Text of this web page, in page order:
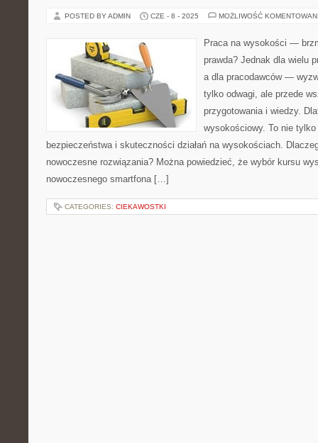
POSTED BY ADMIN CZE - 8 - 2025 MOŻLIWOŚĆ
Praca na wysokości —
prawda? Jednak dla wielu
a dla pracodawców —
tylko odwagi, ale przede
przygotowania i wiedzy.
wysokościowy. To nie
bezpieczeństwa i skuteczności działań na wysokościach.
nowoczesne rozwiązania? Można powiedzieć, że wybór kursu
nowoczesnego smartfona […]
CATEGORIES: CIEKAWOSTKI